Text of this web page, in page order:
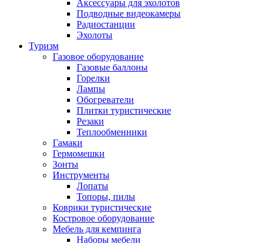
Аксессуары для эхолотов
Подводные видеокамеры
Радиостанции
Эхолоты
Туризм
Газовое оборудование
Газовые баллоны
Горелки
Лампы
Обогреватели
Плитки туристические
Резаки
Теплообменники
Гамаки
Гермомешки
Зонты
Инструменты
Лопаты
Топоры, пилы
Коврики туристические
Костровое оборудование
Мебель для кемпинга
Наборы мебели